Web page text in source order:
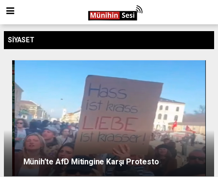
SIYASET
Münih’te AfD Mitingine Karşı Protesto